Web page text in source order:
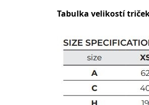
Tabulka velikostí